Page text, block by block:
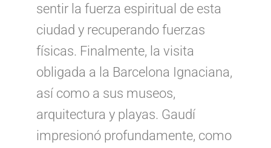
sentir la fuerza espiritual de esta
ciudad y recuperando fuerzas
físicas. Finalmente, la visita
obligada a la Barcelona Ignaciana,
así como a sus museos,
arquitectura y playas. Gaudí
impresionó profundamente, como